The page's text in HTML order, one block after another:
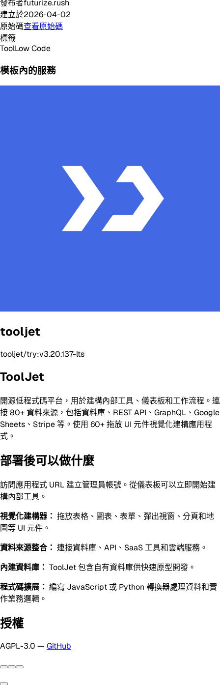
發布者futurize.rush
建立於2026-04-02
原始碼查看原始碼
標籤
ToolLow Code
模板內的服務
tooljet
tooljet/try:v3.20.137-lts
ToolJet
開源低程式碼平台，用於建構內部工具、儀表板和工作流程。連
接 80+ 資料來源，包括資料庫、REST API、GraphQL、Google
Sheets、Stripe 等。使用 60+ 拖放 UI 元件視覺化建構應用程
式。
部署後可以做什麼
訪問應用程式 URL 建立管理員帳號。從儀表板可以立即開始建
構內部工具。
視覺化建構器： 拖放表格、圖表、表單、彈出視窗、分頁和地
圖等 UI 元件。
資料來源整合： 連接資料庫、API、SaaS 工具和雲端服務。
內建資料庫： ToolJet 包含自有資料庫供快速原型開發。
程式碼擴展： 編寫 JavaScript 或 Python 轉換器處理資料和實
作業務邏輯。
授權
AGPL-3.0 — GitHub